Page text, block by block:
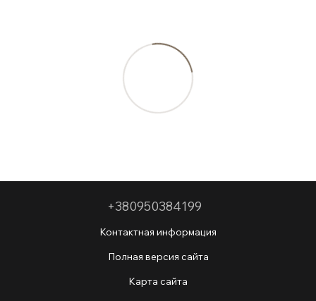
+380950384199
Контактная информация
Полная версия сайта
Карта сайта